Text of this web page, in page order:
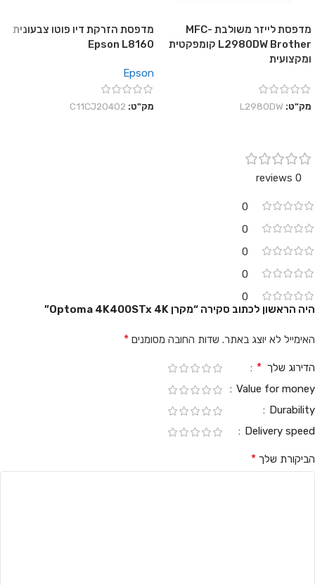
מדפסת לייזר משולבת MFC-
L2980DW Brother קומפקטית
ומקצועית
מק"ט: L2980DW
מדפסת הזרקת דיו פוטו צבעונית
Epson L8160
Epson
מק"ט: C11CJ20402
0 reviews
0
0
0
0
0
היה הראשון לכתוב סקירה “מקרן Optoma 4K400STx 4K”
האימייל לא יוצג באתר. שדות החובה מסומנים *
הדירוג שלך *
Value for money
Durability
Delivery speed
הביקורת שלך *